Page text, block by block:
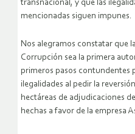
transnacional, y que las
mencionadas siguen impunes.
Nos alegramos constatar que
Corrupción sea la primera
primeros pasos contundentes
ilegalidades al pedir la
hectáreas de adjudicaciones
hechas a favor de la empresa